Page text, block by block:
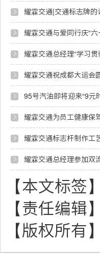
耀霖交通|交通标志牌的
耀霖交通与爱同行庆“六
耀霖交通总经理“学习贯
耀霖交通祝成都大运会
95号汽油即将迎来“9元
耀霖交通为员工健康保
耀霖交通标志杆制作工
耀霖交通总经理参加双
【本文标签
【责任编辑
【版权所有